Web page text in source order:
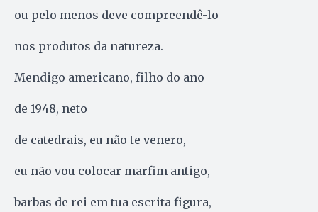
ou pelo menos deve compreendê-lo
nos produtos da natureza.
Mendigo americano, filho do ano
de 1948, neto
de catedrais, eu não te venero,
eu não vou colocar marfim antigo,
barbas de rei em tua escrita figura,